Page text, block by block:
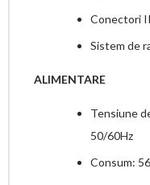
Conectori
Sistem de
ALIMENTARE
Tensiune
50/60Hz
Consum: